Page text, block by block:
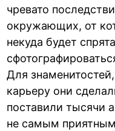
чревато
окружающих, от
некуда будет
Для
карьеру они
поставили тысячи
не самым